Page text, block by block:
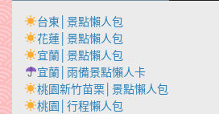
台東│景點懶人包
花蓮│景點懶人包
宜蘭│景點懶人包
宜蘭│雨備景點懶人卡
桃園新竹苗栗│景點懶人包
桃園│行程懶人包